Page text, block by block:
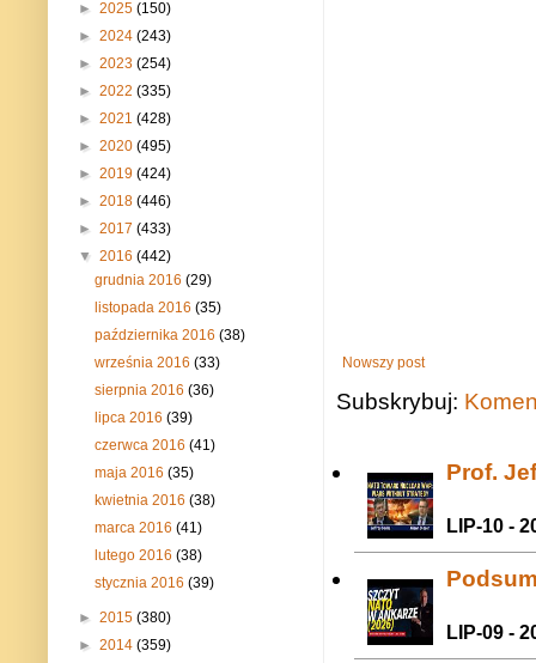
Nowszy post
Subskrybuj:
Prof.
LIP-10 -
LIP-09 -
► 2025 (150)
► 2024 (243)
► 2023 (254)
► 2022 (335)
► 2021 (428)
► 2020 (495)
► 2019 (424)
► 2018 (446)
► 2017 (433)
▼ 2016 (442)
grudnia 2016(29)
listopada 2016(35)
października 2016(38)
września 2016(33)
sierpnia 2016(36)
lipca 2016(39)
czerwca 2016(41)
maja 2016(35)
kwietnia 2016(38)
marca 2016(41)
lutego 2016(38)
stycznia 2016(39)
► 2015 (380)
► 2014 (359)